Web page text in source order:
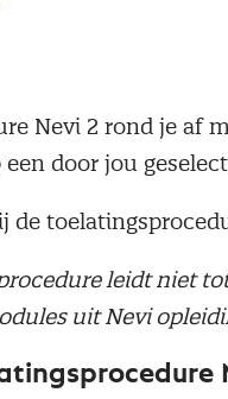
Nevi 2 rond je af
door jou
de
leidt niet
uit Nevi